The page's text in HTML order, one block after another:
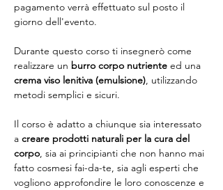
pagamento verrà effettuato sul posto il
giorno dell'evento.
Durante questo corso ti insegnerò come
realizzare un burro corpo nutriente ed una
crema viso lenitiva (emulsione), utilizzando
metodi semplici e sicuri.
Il corso è adatto a chiunque sia interessato
a creare prodotti naturali per la cura del
corpo, sia ai principianti che non hanno mai
fatto cosmesi fai-da-te, sia agli esperti che
vogliono approfondire le loro conoscenze e